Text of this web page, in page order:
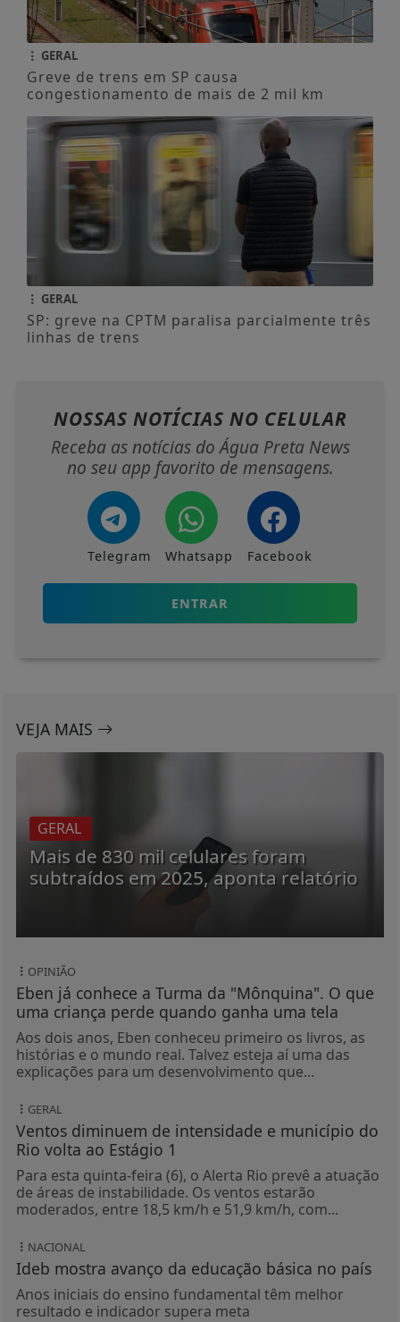
GERAL
Greve de trens em SP causa
congestionamento de mais de 2 mil km
GERAL
SP: greve na CPTM paralisa parcialmente três
linhas de trens
NOSSAS NOTÍCIAS NO CELULAR
Receba as notícias do Água Preta News
no seu app favorito de mensagens.
Telegram Whatsapp Facebook
ENTRAR
VEJA MAIS
GERAL
Mais de 830 mil celulares foram
subtraídos em 2025, aponta relatório
OPINIÃO
Eben já conhece a Turma da "Mônquina". O que
uma criança perde quando ganha uma tela
Aos dois anos, Eben conheceu primeiro os livros, as
histórias e o mundo real. Talvez esteja aí uma das
explicações para um desenvolvimento que...
GERAL
Ventos diminuem de intensidade e município do
Rio volta ao Estágio 1
Para esta quinta-feira (6), o Alerta Rio prevê a atuação
de áreas de instabilidade. Os ventos estarão
moderados, entre 18,5 km/h e 51,9 km/h, com...
NACIONAL
Ideb mostra avanço da educação básica no país
Anos iniciais do ensino fundamental têm melhor
resultado e indicador supera meta